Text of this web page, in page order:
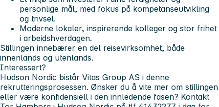
personlige mål, med fokus på kompetanseutvikling
og trivsel.
Moderne lokaler, inspirerende kolleger og stor frihet
i arbeidshverdagen.
Stillingen innebærer en del reisevirksomhet, både
innenlands og utenlands.
Interessert?
Hudson Nordic bistår Vitas Group AS i denne
rekrutteringsprosessen. Ønsker du å vite mer om stillingen
eller være konfidensiell i den innledende fasen? Kontakt